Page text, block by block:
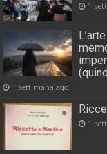
1
1 settimana ago
1